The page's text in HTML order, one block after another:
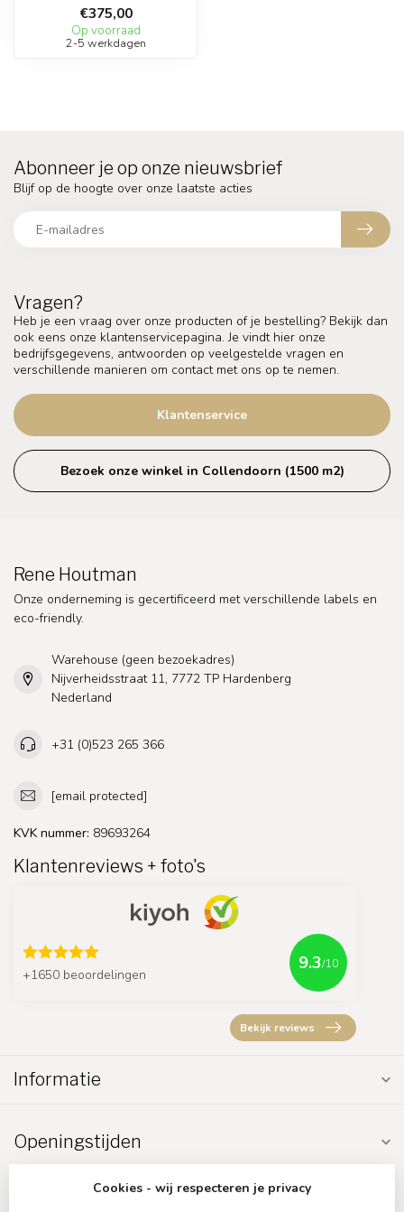
€375,00
Op voorraad
2-5 werkdagen
Vragen?
Heb je een vraag over onze producten of je bestelling? Bekijk dan
ook eens onze klantenservicepagina. Je vindt hier onze
bedrijfsgegevens, antwoorden op veelgestelde vragen en
verschillende manieren om contact met ons op te nemen.
Klantenservice
Bezoek onze winkel in Collendoorn (1500 m2)
Abonneer je op onze nieuwsbrief
Blijf op de hoogte over onze laatste acties
Rene Houtman
Onze onderneming is gecertificeerd met verschillende labels en
eco-friendly.
Warehouse (geen bezoekadres)
Nijverheidsstraat 11, 7772 TP Hardenberg
Nederland
+31 (0)523 265 366
[email protected]
KVK nummer: 89693264
Klantenreviews + foto's
+1650 beoordelingen
9.3/10
Bekijk reviews
Informatie
Openingstijden
Cookies - wij respecteren je privacy